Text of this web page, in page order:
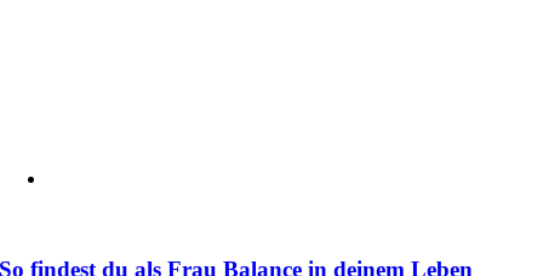
So findest du als Frau Balance in deinem Leben